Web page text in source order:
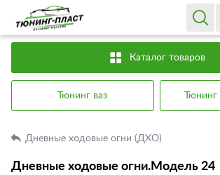
Каталог товаров
Тюнинг ваз
Дневные ходовые огни (ДХО)
Дневные ходовые огни.Модель 24